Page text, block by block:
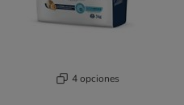
4 opciones